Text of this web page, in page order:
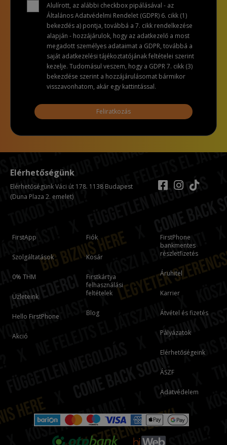
Alulírott, az alábbi checkbox pipálásával - az
Általános Adatvédelmi Rendelet (GDPR) 6. cikk (1)
bekezdés a) pontja, továbbá a 7. cikk rendelkezése
alapján - hozzájárulok, hogy az adatkezelő a most
megadott személyes adataimat a GDPR, továbbá a
saját adatkezelési tájékoztatójának feltételei szerint
kezelje. Tudomásul veszem, hogy a GDPR 7. cikk (3)
bekezdése szerint a hozzájárulásomat bármikor
visszavonhatom, akár egy kattintással.
Feliratkozás
FirstApp
Szolgáltatások
0% THM
Üzleteink
Hello FirstPhone
Akció
Fiók
Kosár
Firstkártya
felhasználási
feltételek
Blog
FirstPhone
bankmentes
részletfizetés
Áruhitel
Karrier
Átvétel és fizetés
Pályázatok
Elérhetőségeink
ÁSZF
Adatvédelem
Elérhetőségünk
Elérhetőségünk Váci út 178. 1138 Budapest
(Duna Plaza 2. emelet)